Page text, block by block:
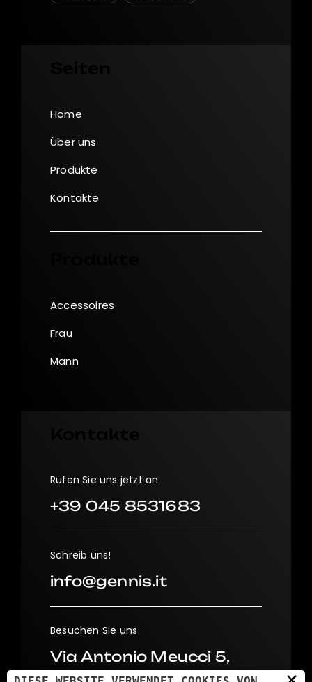
Home
Über uns
Produkte
Kontakte
Accessoires
Frau
Mann
Rufen Sie uns jetzt an
+39 045 8531683
Schreib uns!
info@gennis.it
Besuchen Sie uns
Via Antonio Meucci 5,
37026